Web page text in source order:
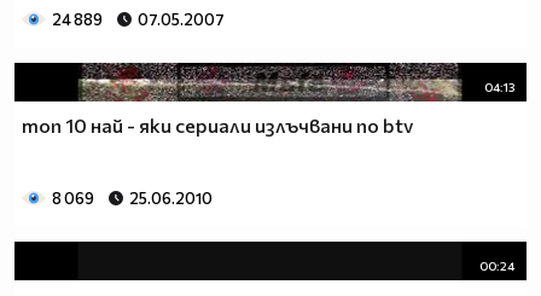
24 889 07.05.2007
04:13
топ 10 най - яки сериали излъчвани по btv
8 069 25.06.2010
00:24